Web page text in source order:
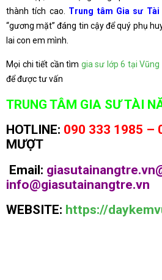
thành tích cao. Trung tâm Gia sư Tài
“gương mặt” đáng tin cậy để quý phụ
lai con em mình.
Mọi chi tiết cần tìm gia sư lớp 6 tại Vũng
để được tư vấn
TRUNG TÂM GIA SƯ TÀI
HOTLINE: 090 333 1985 –
MƯỢT
Email:
info@giasutainangtre.vn
WEBSITE: https://